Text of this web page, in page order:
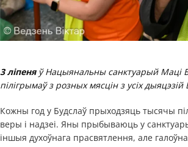
3 ліпеняў Нацыянальны санктуарый Маці
пілігрымаў з розных мясцін з усіх дыяцэзій
Кожны год у Будслаў прыходзяць тысячы
веры і надзеі. Яны прыбываюць у
іншыя духоўнага прасвятлення, але